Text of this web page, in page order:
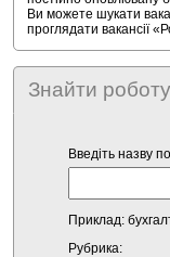
Ви можете шукати
проглядати вакансії
Знайти роботу
Введіть назву
Приклад:
Рубрика: